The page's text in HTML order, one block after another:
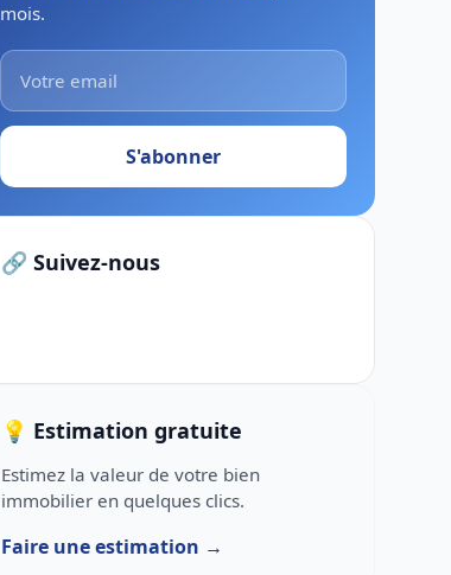
mois.
S'abonner
🔗 Suivez-nous
💡 Estimation gratuite
Estimez la valeur de votre bien
immobilier en quelques clics.
Faire une estimation →